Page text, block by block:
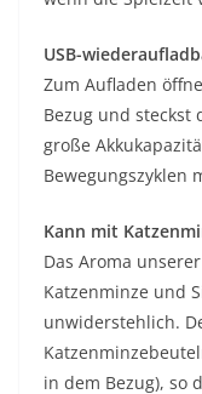
USB-
Zum Aufladen
Bezug und steckst
große
Bewegungszyklen
Kann mit
Das Aroma
Katzenminze und
unwiderstehlich.
in dem Bezug), so